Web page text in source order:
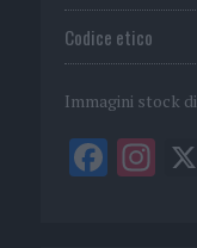
Codice etico
Immagini stock di